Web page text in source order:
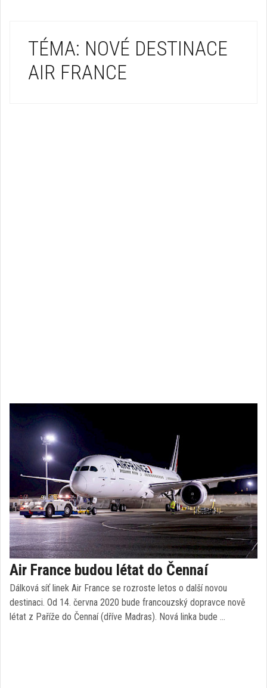
TÉMA: NOVÉ DESTINACE
AIR FRANCE
Air France budou létat do Čennaí
Dálková síť linek Air France se rozroste letos o další novou
destinaci. Od 14. června 2020 bude francouzský dopravce nově
létat z Paříže do Čennaí (dříve Madras). Nová linka bude …